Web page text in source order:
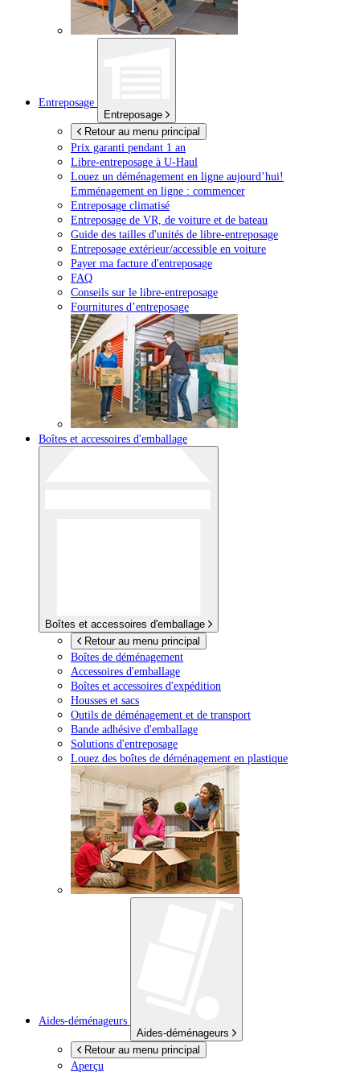
Entreposage
Entreposage
Retour au menu principal
Prix garanti pendant 1 an
Libre-entreposage à U-Haul
Louez un déménagement en ligne aujourd’hui!
Emménagement en ligne : commencer
Entreposage climatisé
Entreposage de VR, de voiture et de bateau
Guide des tailles d'unités de libre-entreposage
Entreposage extérieur/accessible en voiture
Payer ma facture d'entreposage
FAQ
Conseils sur le libre-entreposage
Fournitures d’entreposage
Boîtes et accessoires d'emballage
Boîtes et accessoires d'emballage
Retour au menu principal
Boîtes de déménagement
Accessoires d'emballage
Boîtes et accessoires d'expédition
Housses et sacs
Outils de déménagement et de transport
Bande adhésive d'emballage
Solutions d'entreposage
Louez des boîtes de déménagement en plastique
Aides-déménageurs
Aides-déménageurs
Retour au menu principal
Aperçu